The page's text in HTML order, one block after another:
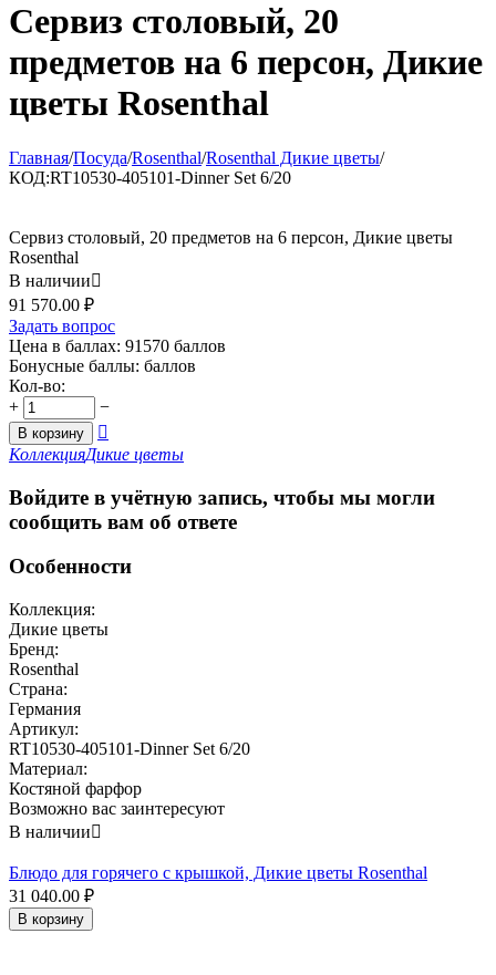
Сервиз столовый, 20
предметов на 6 персон, Дикие
цветы Rosenthal
Главная/Посуда/Rosenthal/Rosenthal Дикие цветы/
КОД:RT10530-405101-Dinner Set 6/20
Сервиз столовый, 20 предметов на 6 персон, Дикие цветы
Rosenthal
В наличии
91 570.00 ₽
Задать вопрос
Цена в баллах: 91570 баллов
Бонусные баллы: баллов
Кол-во:
+
−
В корзину

КоллекцияДикие цветы
Войдите в учётную запись, чтобы мы могли
сообщить вам об ответе
Особенности
Коллекция:
Дикие цветы
Бренд:
Rosenthal
Страна:
Германия
Артикул:
RT10530-405101-Dinner Set 6/20
Материал:
Костяной фарфор
Возможно вас заинтересуют
В наличии
Блюдо для горячего с крышкой, Дикие цветы Rosenthal
31 040.00 ₽
В корзину